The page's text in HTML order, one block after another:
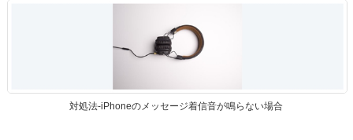
言語選択対処法-iPhoneのメッセージ着信音が鳴らない場合